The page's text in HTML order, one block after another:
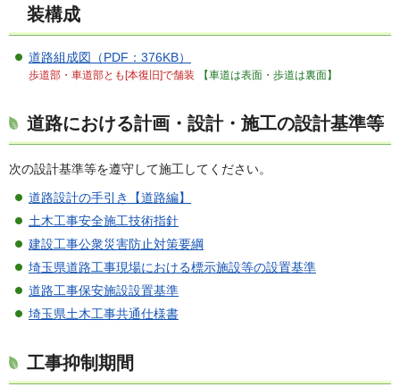
装構成
道路組成図（PDF：376KB）
歩道部・車道部とも[本復旧]で舗装 【車道は表面・歩道は裏面】
道路における計画・設計・施工の設計基準等
次の設計基準等を遵守して施工してください。
道路設計の手引き【道路編】
土木工事安全施工技術指針
建設工事公衆災害防止対策要綱
埼玉県道路工事現場における標示施設等の設置基準
道路工事保安施設設置基準
埼玉県土木工事共通仕様書
工事抑制期間